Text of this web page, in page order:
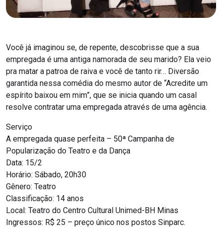
Você já imaginou se, de repente, descobrisse que a sua
empregada é uma antiga namorada de seu marido? Ela veio
pra matar a patroa de raiva e você de tanto rir… Diversão
garantida nessa comédia do mesmo autor de “Acredite um
espírito baixou em mim”, que se inicia quando um casal
resolve contratar uma empregada através de uma agência.
Serviço
A empregada quase perfeita – 50ª Campanha de
Popularização do Teatro e da Dança
Data: 15/2
Horário: Sábado, 20h30
Gênero: Teatro
Classificação: 14 anos
Local: Teatro do Centro Cultural Unimed-BH Minas
Ingressos: R$ 25 – preço único nos postos Sinparc.